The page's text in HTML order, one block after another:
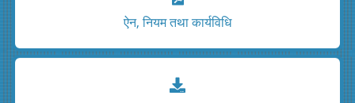
ऐन, नियम तथा कार्यविधि